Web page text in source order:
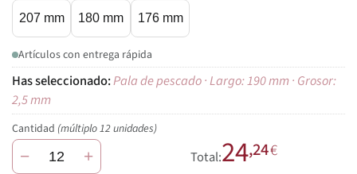
207 mm 180 mm 176 mm
Artículos con entrega rápida
Pala de pescado · Largo: 190 mm · Grosor:
2,5 mm
Cantidad (múltiplo 12 unidades)
− + Total:24,24€